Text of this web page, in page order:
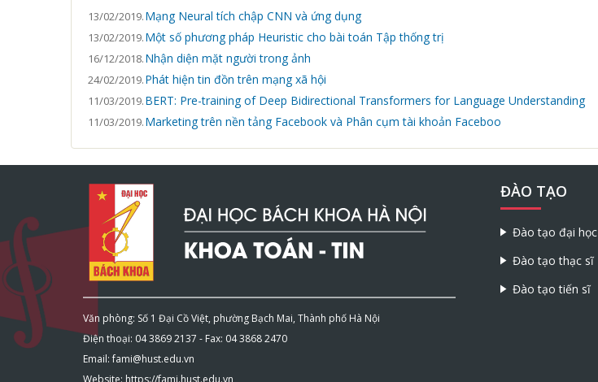
13/02/2019.Mạng Neural tích chập CNN và ứng dụng
13/02/2019.Một số phương pháp Heuristic cho bài toán Tập thống trị
16/12/2018.Nhận diện mặt người trong ảnh
24/02/2019.Phát hiện tin đồn trên mạng xã hội
11/03/2019.BERT: Pre-training of Deep Bidirectional Transformers for Language Understanding
11/03/2019.Marketing trên nền tảng Facebook và Phân cụm tài khoản Faceboo
Văn phòng: Số 1 Đại Cồ Việt, phường Bạch Mai, Thành phố Hà Nội
Điện thoại: 04 3869 2137 - Fax: 04 3868 2470
Email: fami@hust.edu.vn
Website: https://fami.hust.edu.vn
ĐÀO TẠO
Đào tạo đại học
Đào tạo thạc sĩ
Đào tạo tiến sĩ